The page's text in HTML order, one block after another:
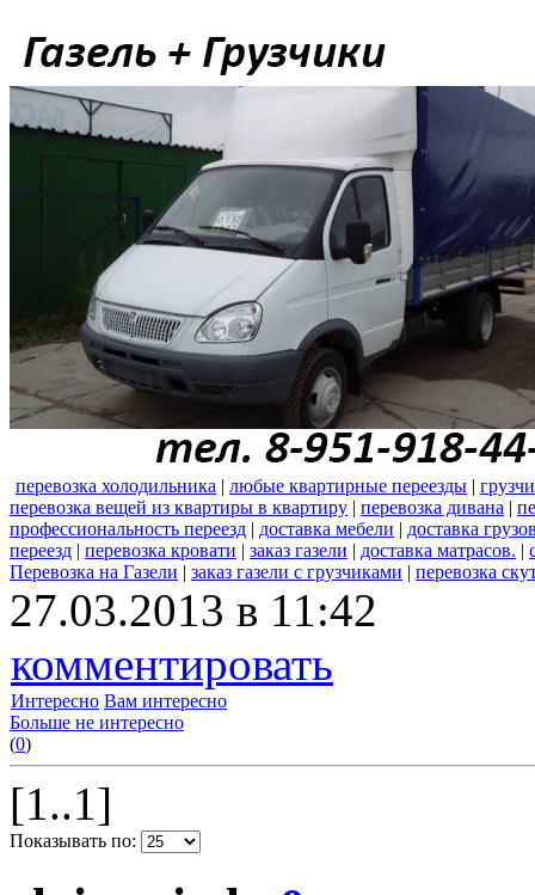
перевозка холодильника любые квартирные переезды
перевозка вещей из квартиры в квартиру
перевозка дивана
профессиональность переезд
доставка мебели
доставка
переезд
перевозка кровати заказ газели доставка матрасов.
Перевозка на Газели
заказ газели с грузчиками перевозка
27.03.2013 в 11:42
комментировать
Интересно Вам интересно
Больше не интересно
(0)
[1..1]
Показывать по: